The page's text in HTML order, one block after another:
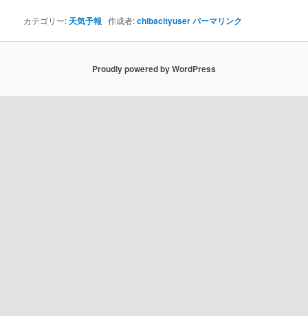
カテゴリー: 天気予報 作成者:chibacityuserパーマリンク
Proudly powered by WordPress